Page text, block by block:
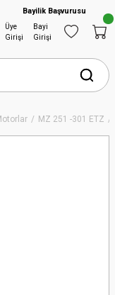
Üye
Girişi
Bayi
Girişi
MZ 251 -301 ETZ
Bayilik Başvurusu